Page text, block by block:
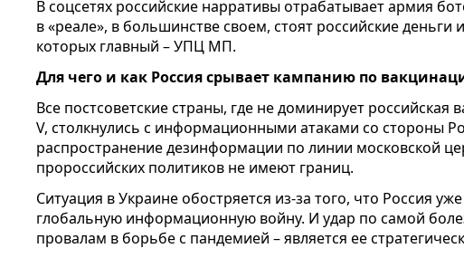
В соцсетях российские нарративы отрабатывает армия
в «реале», в большинстве своем, стоят российские деньги
которых главный – УПЦ МП.
Для чего и как Россия срывает кампанию по
Все постсоветские страны, где не доминирует российская
V, столкнулись с информационными атаками со стороны
распространение дезинформации по линии московской
пророссийских политиков не имеют границ.
Ситуация в Украине обостряется из-за того, что Россия
глобальную информационную войну. И удар по самой
провалам в борьбе с пандемией – является ее